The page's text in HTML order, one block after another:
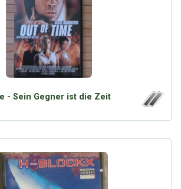
- Sein Gegner ist die Zeit